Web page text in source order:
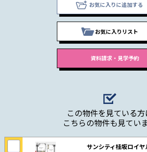
お気に入りに追加する
お気に入りリスト
この物件を見ている方
こちらの物件も見てい
サンシティ桂坂ロイヤ